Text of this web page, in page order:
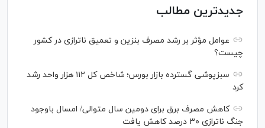
جدیدترین مطالب
عوامل مؤثر بر رشد مصرف بنزین و تعمیق ناترازی در کشور
چیست؟
سبزپوشی گسترده بازار بورس؛ شاخص کل ۱۱۲ هزار واحد رشد
کرد
کاهش مصرف برق برای دومین سال متوالی/ امسال باوجود
جنگ ناترازی ۳۰ درصد کاهش یافت